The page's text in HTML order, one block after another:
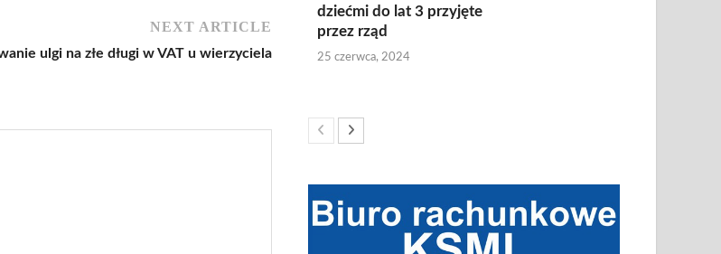
NEXT ARTICLE
ulgi na złe długi w VAT u wierzyciela
dziećmi do lat 3 przyjęte
przez rząd
25 czerwca, 2024